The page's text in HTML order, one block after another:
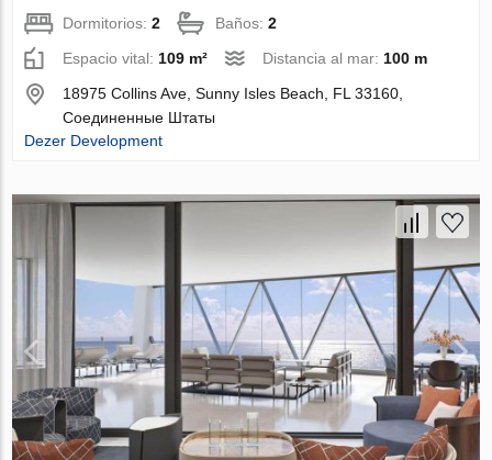
Dormitorios:2 Baños:2
Espacio vital: 109 m² Distancia al mar: 100 m
18975 Collins Ave, Sunny Isles Beach, FL 33160,
Соединенные Штаты
Dezer Development